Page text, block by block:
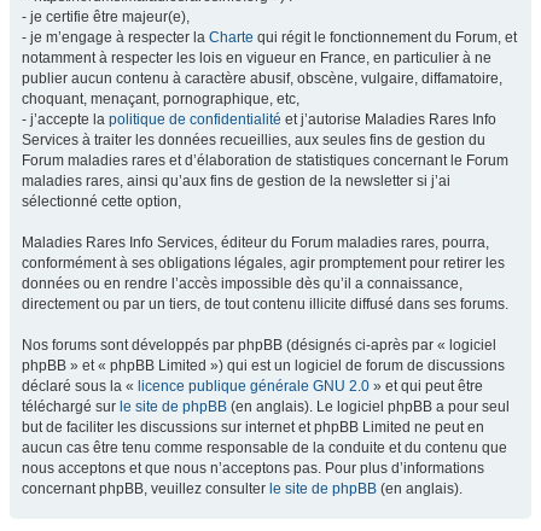
- je certifie être majeur(e),
- je m’engage à respecter la Charte qui régit le fonctionnement du Forum, et
notamment à respecter les lois en vigueur en France, en particulier à ne
publier aucun contenu à caractère abusif, obscène, vulgaire, diffamatoire,
choquant, menaçant, pornographique, etc,
- j’accepte la politique de confidentialité et j’autorise Maladies Rares Info
Services à traiter les données recueillies, aux seules fins de gestion du
Forum maladies rares et d’élaboration de statistiques concernant le Forum
maladies rares, ainsi qu’aux fins de gestion de la newsletter si j’ai
sélectionné cette option,
Maladies Rares Info Services, éditeur du Forum maladies rares, pourra,
conformément à ses obligations légales, agir promptement pour retirer les
données ou en rendre l’accès impossible dès qu’il a connaissance,
directement ou par un tiers, de tout contenu illicite diffusé dans ses forums.
Nos forums sont développés par phpBB (désignés ci-après par « logiciel
phpBB » et « phpBB Limited ») qui est un logiciel de forum de discussions
déclaré sous la « licence publique générale GNU 2.0 » et qui peut être
téléchargé sur le site de phpBB (en anglais). Le logiciel phpBB a pour seul
but de faciliter les discussions sur internet et phpBB Limited ne peut en
aucun cas être tenu comme responsable de la conduite et du contenu que
nous acceptons et que nous n’acceptons pas. Pour plus d’informations
concernant phpBB, veuillez consulter le site de phpBB (en anglais).